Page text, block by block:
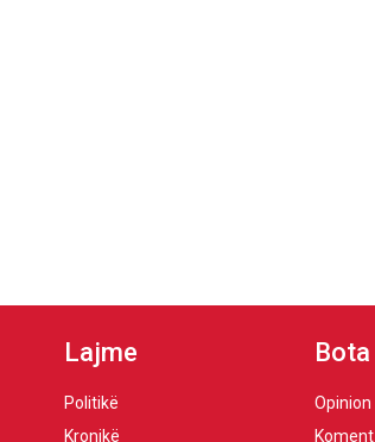
Lajme
Politikë
Kronikë
Bota
Opinion
Koment